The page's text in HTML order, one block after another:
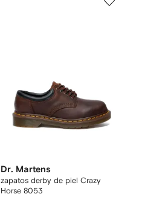
Dr. Martens
zapatos derby de piel Crazy
Horse 8053